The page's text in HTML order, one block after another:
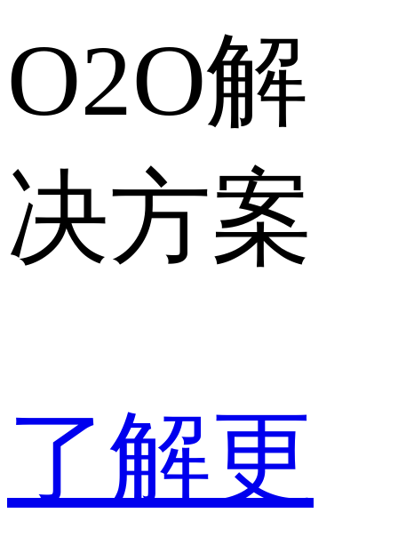
O2O解
决方案
了解更